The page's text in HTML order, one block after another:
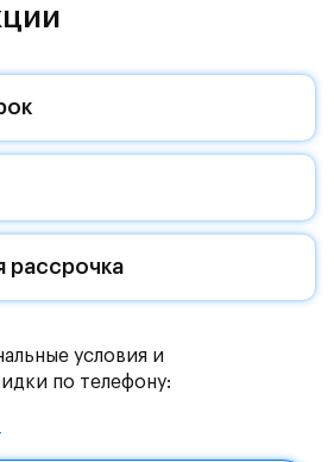
5) в ЖК «Пятницкие Луга»
готовой отделки и кухни.
округе
с Захаринской поймой и
займет - 15 минут по
для жителей будет
выезд на новую магистраль.
или полчаса на автобусе -
есть остановки
рассрочка
условия и
по телефону: